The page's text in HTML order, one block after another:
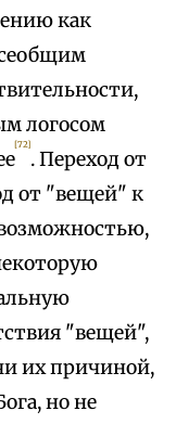
как
логосом
[72]
. Переход от
от "вещей" к
"вещей",
их причиной,
но не